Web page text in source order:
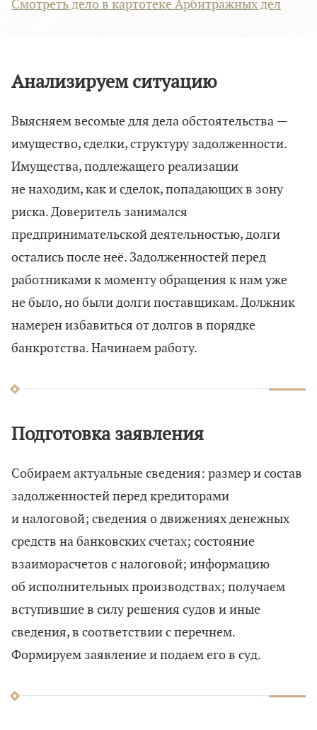
Смотреть дело в картотеке Арбитражных дел
Анализируем ситуацию
Выясняем весомые для дела обстоятельства —
имущество, сделки, структуру задолженности.
Имущества, подлежащего реализации
не находим, как и сделок, попадающих в зону
риска. Доверитель занимался
предпринимательской деятельностью, долги
остались после неё. Задолженностей перед
работниками к моменту обращения к нам уже
не было, но были долги поставщикам. Должник
намерен избавиться от долгов в порядке
банкротства. Начинаем работу.
Подготовка заявления
Собираем актуальные сведения: размер и состав
задолженностей перед кредиторами
и налоговой; сведения о движениях денежных
средств на банковских счетах; состояние
взаиморасчетов с налоговой; информацию
об исполнительных производствах; получаем
вступившие в силу решения судов и иные
сведения, в соответствии с перечнем.
Формируем заявление и подаем его в суд.